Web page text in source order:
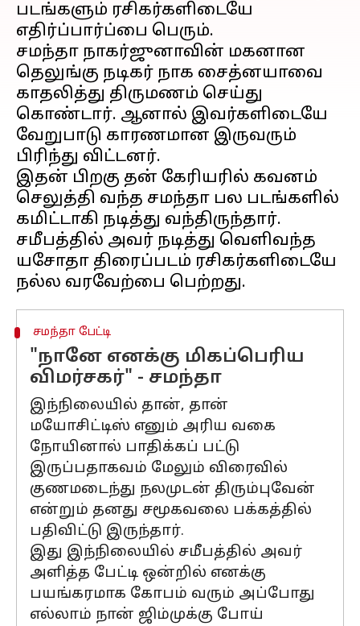
படங்களும் ரசிகர்களிடையே
எதிர்ப்பார்ப்பை பெரும்.
சமந்தா நாகர்ஜுனாவின் மகனான
தெலுங்கு நடிகர் நாக சைத்னயாவை
காதலித்து திருமணம் செய்து
கொண்டார். ஆனால் இவர்களிடையே
வேறுபாடு காரணமான இருவரும்
பிரிந்து விட்டனர்.
இதன் பிறகு தன் கேரியரில் கவனம்
செலுத்தி வந்த சமந்தா பல படங்களில்
கமிட்டாகி நடித்து வந்திருந்தார்.
சமீபத்தில் அவர் நடித்து வெளிவந்த
யசோதா திரைப்படம் ரசிகர்களிடையே
சமந்தா பேட்டி
"நானே எனக்கு மிகப்பெரிய
விமர்சகர்" - சமந்தா
இந்நிலையில் தான், தான்
மயோசிட்டிஸ் எனும் அரிய வகை
நோயினால் பாதிக்கப் பட்டு
இருப்பதாகவம் மேலும் விரைவில்
குணமடைந்து நலமுடன் திரும்புவேன்
என்றும் தனது சமூகவலை பக்கத்தில்
பதிவிட்டு இருந்தார்.
இது இந்நிலையில் சமீபத்தில் அவர்
அளித்த பேட்டி ஒன்றில் எனக்கு
பயங்கரமாக கோபம் வரும் அப்போது
எல்லாம் நான் ஜிம்முக்கு போய்